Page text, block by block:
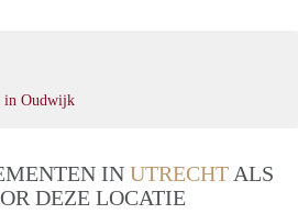
in Oudwijk
IN UTRECHT ALS
DEZE LOCATIE